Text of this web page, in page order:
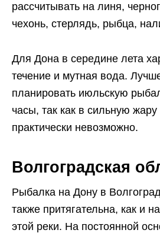
рассчитывать на линя,
чехонь, стерлядь, рыбца,
Для Дона в середине лета
течение и мутная вода.
планировать июльскую
часы, так как в сильную
практически невозможно.
Волгоградская
Рыбалка на Дону в
также притягательна, как и
этой реки. На постоянной